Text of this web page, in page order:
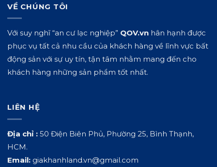
VỀ CHÚNG TÔI
Với suy nghĩ “an cư lạc nghiệp” QOV.vn hân hạnh được
phục vụ tất cả nhu cầu của khách hàng về lĩnh vực bất
động sản với sự uy tín, tận tâm nhằm mang đến cho
khách hàng những sản phẩm tốt nhất.
LIÊN HỆ
Địa chỉ : 50 Điện Biên Phủ, Phường 25, Bình Thạnh,
HCM.
Email: giakhanhland.vn@gmail.com